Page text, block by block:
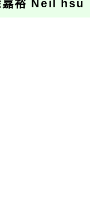
嘉裕 Neil hsu